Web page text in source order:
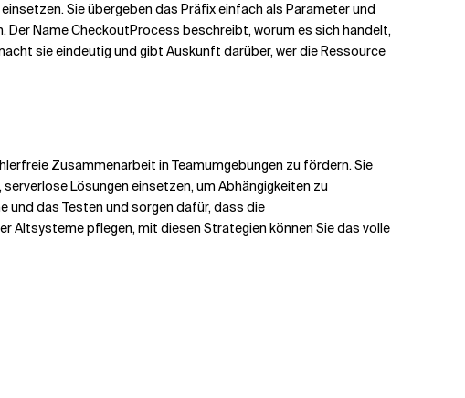
Sie übergeben das Präfix einfach als Parameter und
Der Name CheckoutProcess beschreibt, worum es sich handelt,
sie eindeutig und gibt Auskunft darüber, wer die Ressource
Zusammenarbeit in Teamumgebungen zu fördern. Sie
Lösungen einsetzen, um Abhängigkeiten zu
und das Testen und sorgen dafür, dass die
Altsysteme pflegen, mit diesen Strategien können Sie das volle